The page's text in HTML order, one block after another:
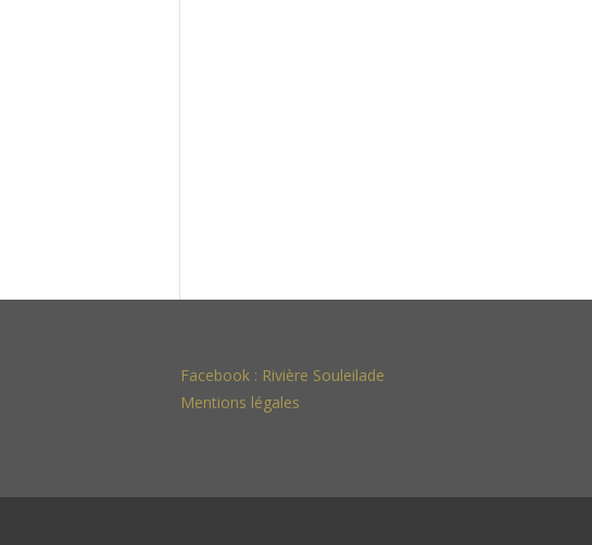
Facebook : Rivière Souleilade
Mentions légales